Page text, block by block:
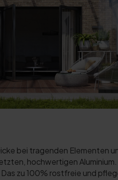
bei tragenden Elementen
hochwertigen
zu 100% rostfreie und